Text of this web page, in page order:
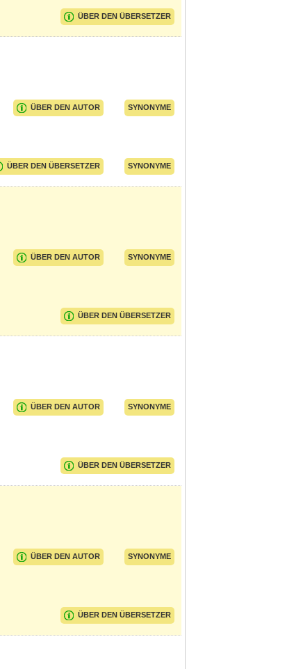
ÜBER DEN ÜBERSETZER
SYNONYME
ÜBER DEN AUTOR
SYNONYME
ÜBER DEN ÜBERSETZER
SYNONYME
ÜBER DEN AUTOR
ÜBER DEN ÜBERSETZER
SYNONYME
ÜBER DEN AUTOR
ÜBER DEN ÜBERSETZER
SYNONYME
ÜBER DEN AUTOR
ÜBER DEN ÜBERSETZER